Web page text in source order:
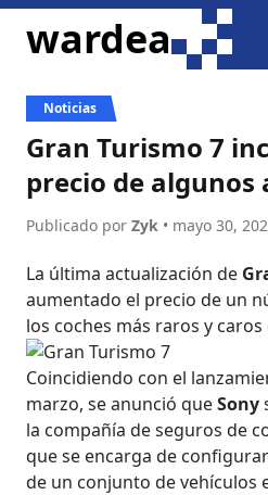
ir al contenido
wardea
Noticias
Gran Turismo 7
precio de algunos
Publicado por Zyk • mayo 30,
La última actualización de
aumentado el precio de un
los coches más raros y
Coincidiendo con el
marzo, se anunció queSony
la compañía de seguros de
que se encarga de
de un conjunto de vehículos